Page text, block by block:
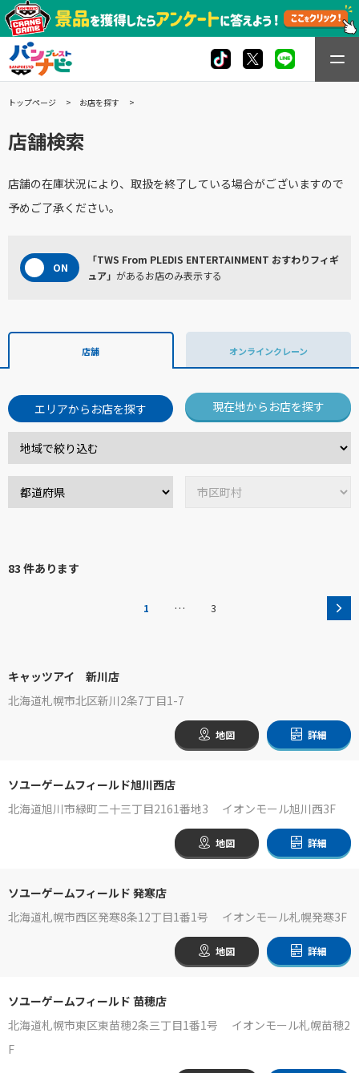
トップページ お店を探す
店舗検索
店舗の在庫状況により、取扱を終了している場合がございますので
予めご了承ください。
「TWS From PLEDIS ENTERTAINMENT おすわりフィギ
ュア」 があるお店のみ表示する
店舗 オンラインクレーン
エリアからお店を探す 現在地からお店を探す
83 件あります
1 … 3
キャッツアイ 新川店
北海道札幌市北区新川2条7丁目1-7
地図 詳細
ソユーゲームフィールド旭川西店
北海道旭川市緑町二十三丁目2161番地3 イオンモール旭川西3F
地図 詳細
ソユーゲームフィールド 発寒店
北海道札幌市西区発寒8条12丁目1番1号 イオンモール札幌発寒3F
地図 詳細
ソユーゲームフィールド 苗穂店
北海道札幌市東区東苗穂2条三丁目1番1号 イオンモール札幌苗穂2
F